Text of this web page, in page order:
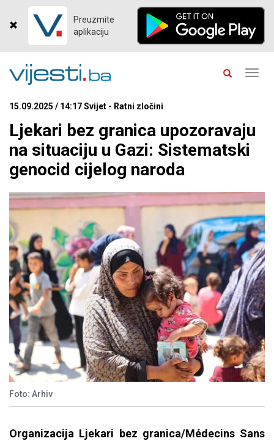
Preuzmite
aplikaciju
15.09.2025 / 14:17 Svijet - Ratni zločini
Ljekari bez granica upozoravaju
na situaciju u Gazi: Sistematski
genocid cijelog naroda
Foto: Arhiv
Organizacija Ljekari bez granica/Médecins Sans